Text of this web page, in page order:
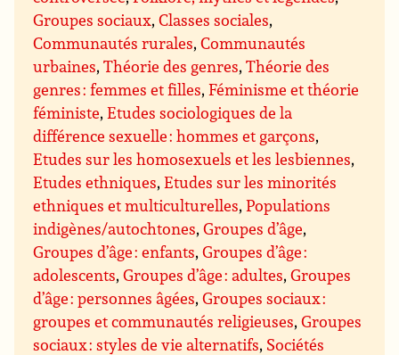
Groupes sociaux,Classes sociales,
Communautés rurales,Communautés
urbaines,Théorie des genres,Théorie des
genres : femmes et filles,Féminisme et théorie
féministe,Etudes sociologiques de la
différence sexuelle : hommes et garçons,
Etudes sur les homosexuels et les lesbiennes,
Etudes ethniques,Etudes sur les minorités
ethniques et multiculturelles,Populations
indigènes/autochtones,Groupes d’âge,
Groupes d’âge : enfants,Groupes d’âge :
adolescents,Groupes d’âge : adultes,Groupes
d’âge : personnes âgées,Groupes sociaux :
groupes et communautés religieuses,Groupes
sociaux : styles de vie alternatifs, Sociétés